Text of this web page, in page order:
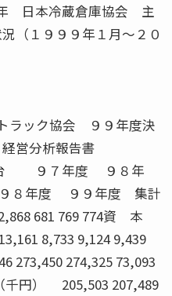
日本冷蔵倉庫協会 主
（１９９９年１月〜２０
比 金 額 構成比 金 額 構成比 金 額 構成比 売 上 高 281,946 100.0 273,450 100.0 274,325 100.0 73,093 100.0 68,552 100.0 66,731 100.0 貨物運送事業収入 276,692 98.1 268,069 98.0 270,134 98.5 72,424 99.1 67,558 98.5 65,547 98.2 営 業 費 用 280,727 99.6 272,626 99.7 272,004 99.2 73,934 101.2 70,089 102.2 67,859 101.7 貨物運送事業費用 275,818 97.8 267,432 97.8 268,042 97.7 73,309 100.3 69,134 100.8 66,786 100.1 営 業 利 益 1,219 0.4 824 0.3 2,321 0.8 -841 -1.2 -1,537 -2.2 -1,128 -1.7 貨物運送事業営業利益 874 0.3 636 0.2 2,092 0.8 -885 -1.2 -1,577 -2.3 -1,240 -1.9 営 業 外 収 益 6,026 2.1 5,811 2.1 6,261 2.3 1,859 2.5 1,651 2.4 2,390 3.6 金融収益 381 0.1 299 0.1 328 0.1 184 0.3 102 0.1 112 0.2 営 業 外 費 用 4,818 1.7 4,443 1.6 4,605 1.7 1,444 2.0 1,068 1.6 1,583 2.4 金融費用 3,585 1.3 3,441 1.3 3,378 1.2 1,020 1.4 855 1.2 1,258 1.9 経 常 利 益 2,428 0.9 2,193 0.8 3,978 1.4 -426 -0.6 -954 -1.4 -321 -0.5当 期 利 益 1,048 0.4 698 0.3 2,183 0.8 -478 -0.7 -1,133 -1.7 245 0.4 集計事業者数 （社） 2,700 100% 2,926 100% 2,868 100% 681 100% 769 100% 774 100%営業利益計上 （社） 1,451 54% 1,489 51% 1,577 55% 312 46% 320 42% 353 46%経常利益計上 （社） 1,712 63% 1,757 60% 1,900 66% 369 54% 382 50% 418 54% １１〜２０台 ２１〜５０台 ９７年度 ９８年度 ９９年度 ９７年度 ９８年度 ９９年度 金 額 構成比 金 額 構成比 金 額 構成比 金 額 構成比 金 額 構成比 金 額 構成比 売 上 高 158,138 100.0 153,734 100.0 153,031 100.0 350,793 100.0 337,938 100.0 345,113 100.0 貨物運送事業収入 156,754 99.1 150,798 98.1 150,988 98.7 346,881 98.9 333,925 98.8 341,556 99.0 営 業 費 用 158,629 100.3 155,471 101.1 153,134 100.1 349,461 99.6 336,587 99.6 341,558 99.0 貨物運送事業費用 157,284 99.5 152,546 99.2 151,117 98.7 345,848 98.6 332,933 98.5 338,275 98.0 営 業 利 益 -491 -0.3 -1,737 -1.1 -103 -0.1 1,332 0.4 1,352 0.4 3,556 1.0 貨物運送事業営業利益 -529 -0.3 -1,748 -1.1 -129 -0.1 1,033 0.3 992 0.3 3,280 1.0 営 業 外 収 益 3,471 2.2 3,562 2.3 4,056 2.7 7,830 2.2 7,531 2.2 8,038 2.3 金融収益 230 0.1 170 0.1 144 0.1 412 0.1 363 0.1 343 0.1 営 業 外 費 用 2,496 1.6 2,456 1.6 2,816 1.8 5,717 1.6 5,312 1.6 5,534 1.6 金融費用 1,961 1.2 1,913 1.2 1,870 1.2 4,400 1.3 4,191 1.2 4,207 1.2 経 常 利 益 484 0.3 -632 -0.4 1,137